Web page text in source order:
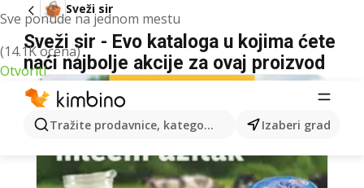
Sve ponude na jednom mestu
(14.1K ocena)
Otvoriti
Tražite prodavnice, kategorije, proizvode...Izaberi grad
Sveži sir
Sveži sir - Evo kataloga u kojima ćete
naći najbolje akcije za ovaj proizvod